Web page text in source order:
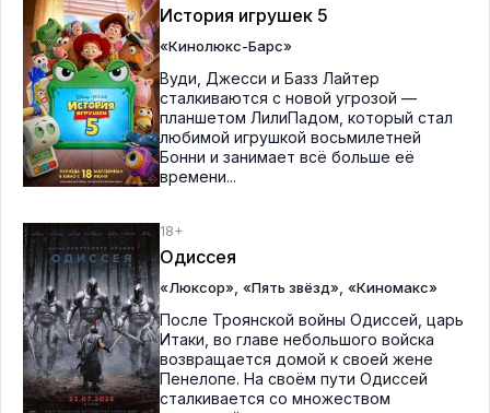
История игрушек 5
«Кинолюкс-Барс»
Вуди, Джесси и Базз Лайтер
сталкиваются с новой угрозой —
планшетом ЛилиПадом, который стал
любимой игрушкой восьмилетней
Бонни и занимает всё больше её
времени...
18+
Одиссея
«Люксор» «Пять звёзд» «Киномакс»
После Троянской войны Одиссей, царь
Итаки, во главе небольшого войска
возвращается домой к своей жене
Пенелопе. На своём пути Одиссей
сталкивается со множеством